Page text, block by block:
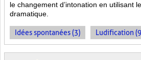
le changement d’intonation en utilisant
dramatique.
Idées spontanées (3) Ludification